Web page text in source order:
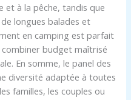
et à la pêche, tandis que
longues balades et
en camping est parfait
budget maîtrisé
En somme, le panel des
diversité adaptée à toutes
familles, les couples ou